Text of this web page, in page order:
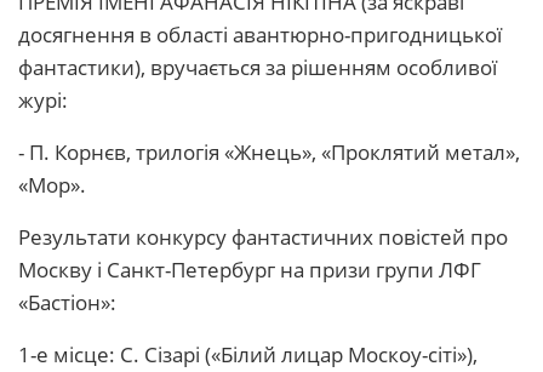
досягнення в області авантюрно-пригодницької
фантастики), вручається за рішенням особливої ​​
журі:
- П. Корнєв, трилогія «Жнець», «Проклятий метал»,
«Мор».
Результати конкурсу фантастичних повістей про
Москву і Санкт-Петербург на призи групи ЛФГ
«Бастіон»:
1-е місце: С. Сізарі («Білий лицар Москоу-сіті»),